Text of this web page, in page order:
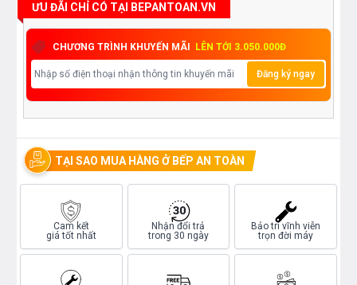
ƯU ĐÃI CHỈ CÓ TẠI BEPANTOAN.VN
CHƯƠNG TRÌNH KHUYẾN MÃI LÊN TỚI 3.050.000Đ
Đăng ký ngay
TẠI SAO MUA HÀNG Ở BẾP AN TOÀN
Cam kết
giá tốt nhất
Nhận đổi trả
trong 30 ngày
Bảo trì vĩnh viễn
trọn đời máy